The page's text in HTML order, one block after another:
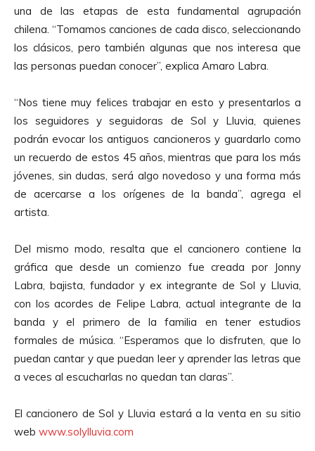
una de las etapas de esta fundamental agrupación
chilena. “Tomamos canciones de cada disco, seleccionando
los clásicos, pero también algunas que nos interesa que
las personas puedan conocer”, explica Amaro Labra.
“Nos tiene muy felices trabajar en esto y presentarlos a
los seguidores y seguidoras de Sol y Lluvia, quienes
podrán evocar los antiguos cancioneros y guardarlo como
un recuerdo de estos 45 años, mientras que para los más
jóvenes, sin dudas, será algo novedoso y una forma más
de acercarse a los orígenes de la banda”, agrega el
artista.
Del mismo modo, resalta que el cancionero contiene la
gráfica que desde un comienzo fue creada por Jonny
Labra, bajista, fundador y ex integrante de Sol y Lluvia,
con los acordes de Felipe Labra, actual integrante de la
banda y el primero de la familia en tener estudios
formales de música. “Esperamos que lo disfruten, que lo
puedan cantar y que puedan leer y aprender las letras que
a veces al escucharlas no quedan tan claras”.
El cancionero de Sol y Lluvia estará a la venta en su sitio
web www.solylluvia.com